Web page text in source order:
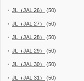
JL（JAL 26） (50)
JL（JAL 27） (50)
JL（JAL 28） (50)
JL（JAL 29） (50)
JL（JAL 30） (50)
JL（JAL 31） (50)